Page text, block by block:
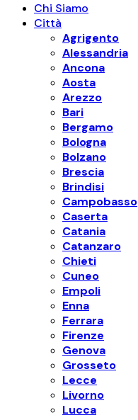
Chi Siamo
Città
Agrigento
Alessandria
Ancona
Aosta
Arezzo
Bari
Bergamo
Bologna
Bolzano
Brescia
Brindisi
Campobasso
Caserta
Catania
Catanzaro
Chieti
Cuneo
Empoli
Enna
Ferrara
Firenze
Genova
Grosseto
Lecce
Livorno
Lucca